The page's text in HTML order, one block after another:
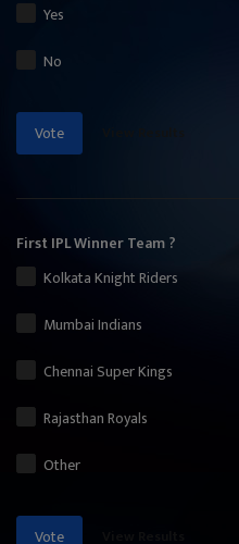
Yes
No
Vote
First IPL Winner Team ?
Kolkata Knight Riders
Mumbai Indians
Chennai Super Kings
Rajasthan Royals
Other
Vote